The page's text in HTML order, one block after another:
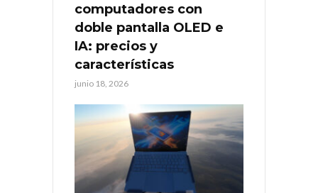
computadores con
doble pantalla OLED e
IA: precios y
características
junio 18, 2026